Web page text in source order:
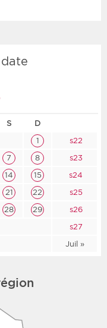
S D
Juil »
1
s22
7 8
s23
14 15
s24
21 22
s25
28 29
s26
s27